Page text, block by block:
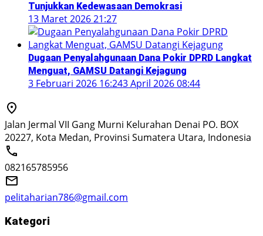
Tunjukkan Kedewasaan Demokrasi
13 Maret 2026 21:27
Dugaan Penyalahgunaan Dana Pokir DPRD Langkat
Menguat, GAMSU Datangi Kejagung
3 Februari 2026 16:243 April 2026 08:44
Jalan Jermal VII Gang Murni Kelurahan Denai PO. BOX
20227, Kota Medan, Provinsi Sumatera Utara, Indonesia
082165785956
pelitaharian786@gmail.com
Kategori